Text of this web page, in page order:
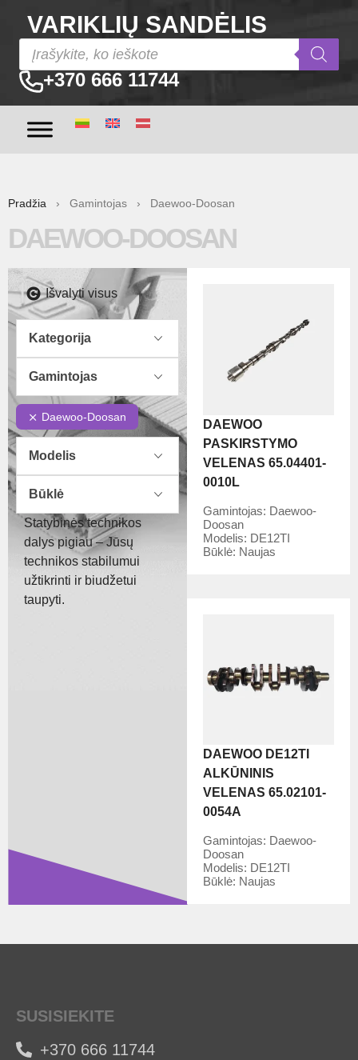
VARIKLIŲ SANDĖLIS
+370 666 11744
Pradžia › Gamintojas › Daewoo-Doosan
DAEWOO-DOOSAN
Išvalyti visus
Kategorija
Gamintojas
Daewoo-Doosan
Modelis
Būklė
Statybinės technikos
dalys pigiau – Jūsų
technikos stabilumui
užtikrinti ir biudžetui
taupyti.
DAEWOO
PASKIRSTYMO
VELENAS 65.04401-
0010L
Gamintojas: Daewoo-
Doosan
Modelis: DE12TI
Būklė: Naujas
DAEWOO DE12TI
ALKŪNINIS
VELENAS 65.02101-
0054A
Gamintojas: Daewoo-
Doosan
Modelis: DE12TI
Būklė: Naujas
SUSISIEKITE
+370 666 11744